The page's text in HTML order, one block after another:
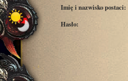
Imię i nazwisko postaci:
Hasło: